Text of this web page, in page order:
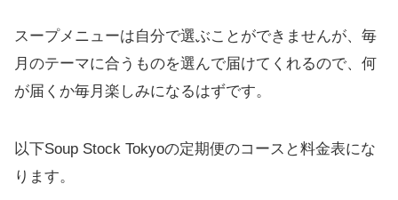
スープメニューは自分で選ぶことができませんが、毎
月のテーマに合うものを選んで届けてくれるので、何
が届くか毎月楽しみになるはずです。
以下Soup Stock Tokyoの定期便のコースと料金表にな
ります。